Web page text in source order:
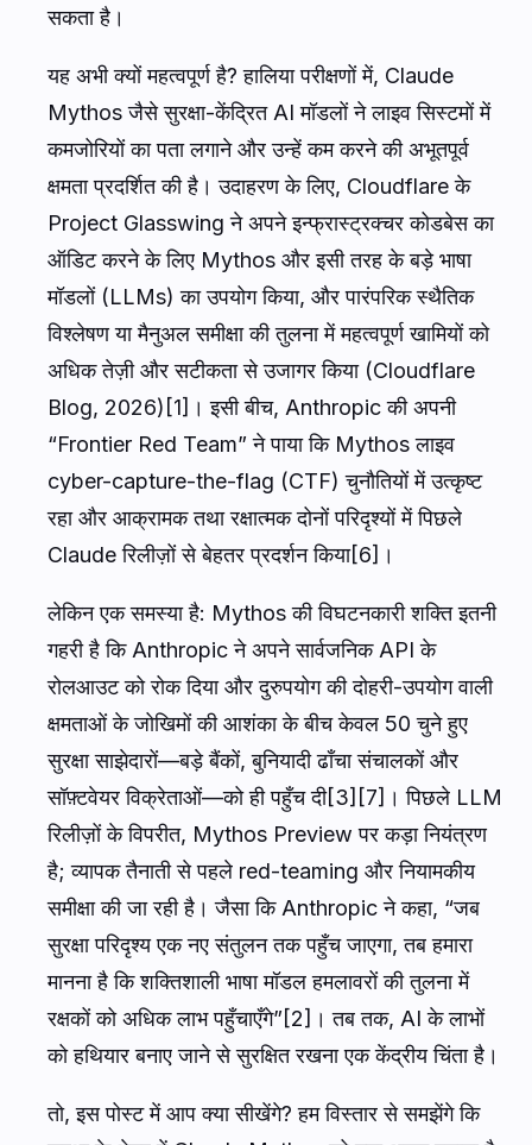
सकता है।
यह अभी क्यों महत्वपूर्ण है? हालिया परीक्षणों में, Claude
Mythos जैसे सुरक्षा-केंद्रित AI मॉडलों ने लाइव सिस्टमों में
कमजोरियों का पता लगाने और उन्हें कम करने की अभूतपूर्व
क्षमता प्रदर्शित की है। उदाहरण के लिए, Cloudflare के
Project Glasswing ने अपने इन्फ्रास्ट्रक्चर कोडबेस का
ऑडिट करने के लिए Mythos और इसी तरह के बड़े भाषा
मॉडलों (LLMs) का उपयोग किया, और पारंपरिक स्थैतिक
विश्लेषण या मैनुअल समीक्षा की तुलना में महत्वपूर्ण खामियों को
अधिक तेज़ी और सटीकता से उजागर किया (Cloudflare
Blog, 2026)[1]। इसी बीच, Anthropic की अपनी
“Frontier Red Team” ने पाया कि Mythos लाइव
cyber-capture-the-flag (CTF) चुनौतियों में उत्कृष्ट
रहा और आक्रामक तथा रक्षात्मक दोनों परिदृश्यों में पिछले
Claude रिलीज़ों से बेहतर प्रदर्शन किया[6]।
लेकिन एक समस्या है: Mythos की विघटनकारी शक्ति इतनी
गहरी है कि Anthropic ने अपने सार्वजनिक API के
रोलआउट को रोक दिया और दुरुपयोग की दोहरी-उपयोग वाली
क्षमताओं के जोखिमों की आशंका के बीच केवल 50 चुने हुए
सुरक्षा साझेदारों—बड़े बैंकों, बुनियादी ढाँचा संचालकों और
सॉफ़्टवेयर विक्रेताओं—को ही पहुँच दी[3][7]। पिछले LLM
रिलीज़ों के विपरीत, Mythos Preview पर कड़ा नियंत्रण
है; व्यापक तैनाती से पहले red-teaming और नियामकीय
समीक्षा की जा रही है। जैसा कि Anthropic ने कहा, “जब
सुरक्षा परिदृश्य एक नए संतुलन तक पहुँच जाएगा, तब हमारा
मानना है कि शक्तिशाली भाषा मॉडल हमलावरों की तुलना में
रक्षकों को अधिक लाभ पहुँचाएँगे”[2]। तब तक, AI के लाभों
को हथियार बनाए जाने से सुरक्षित रखना एक केंद्रीय चिंता है।
तो, इस पोस्ट में आप क्या सीखेंगे? हम विस्तार से समझेंगे कि